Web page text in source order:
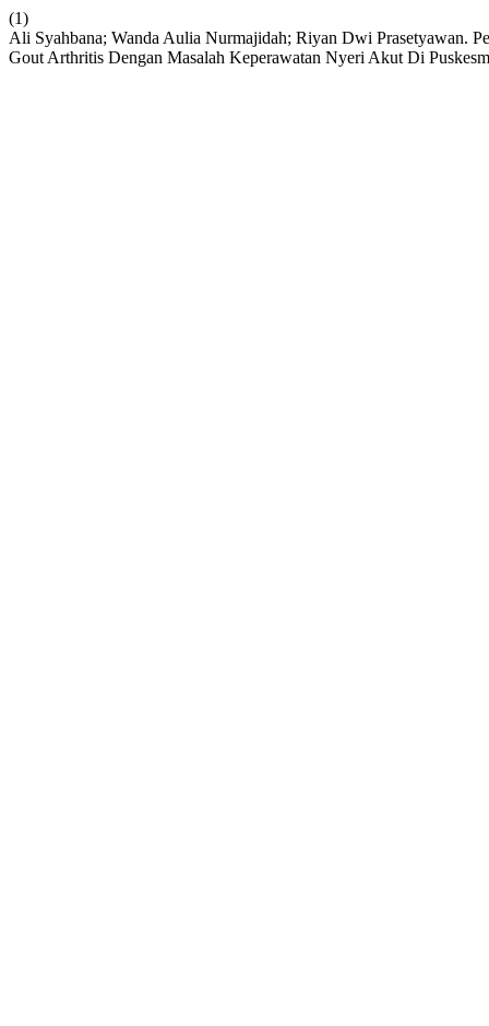
(1)
Ali Syahbana; Wanda Aulia Nurmajidah; Riyan Dwi Prasetyawan.
Gout Arthritis Dengan Masalah Keperawatan Nyeri Akut Di